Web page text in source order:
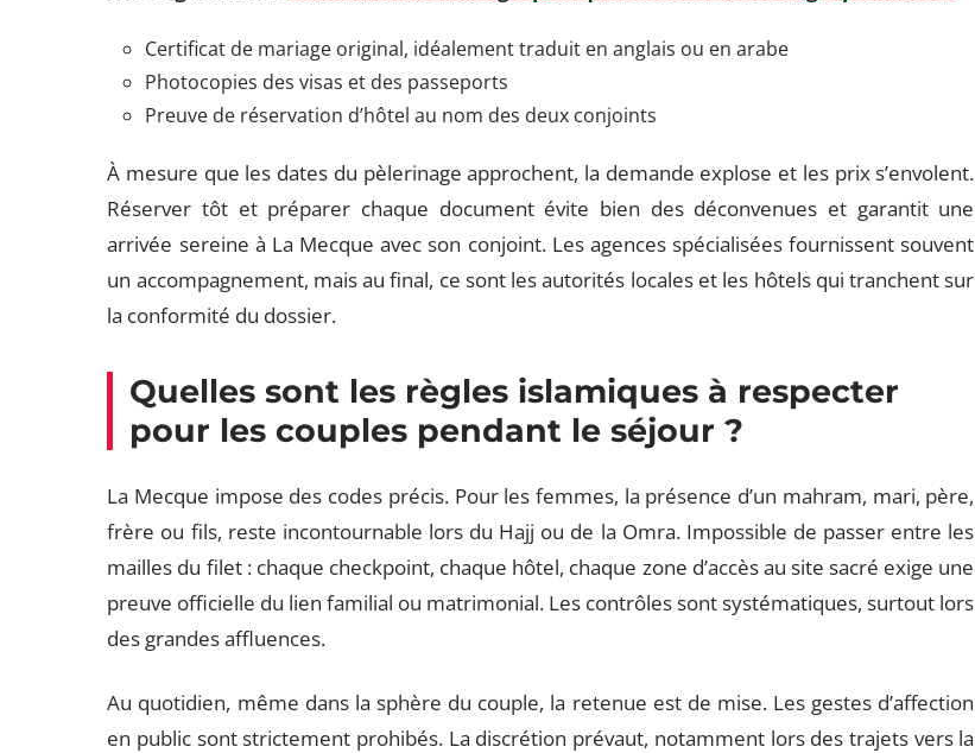
Certificat de mariage original, idéalement traduit en anglais ou en arabe
Photocopies des visas et des passeports
Preuve de réservation d’hôtel au nom des deux conjoints
À mesure que les dates du pèlerinage approchent, la demande explose et les prix s’envolent.
Réserver tôt et préparer chaque document évite bien des déconvenues et garantit une
arrivée sereine à La Mecque avec son conjoint. Les agences spécialisées fournissent souvent
un accompagnement, mais au final, ce sont les autorités locales et les hôtels qui tranchent sur
la conformité du dossier.
Quelles sont les règles islamiques à respecter
pour les couples pendant le séjour ?
La Mecque impose des codes précis. Pour les femmes, la présence d’un mahram, mari, père,
frère ou fils, reste incontournable lors du Hajj ou de la Omra. Impossible de passer entre les
mailles du filet : chaque checkpoint, chaque hôtel, chaque zone d’accès au site sacré exige une
preuve officielle du lien familial ou matrimonial. Les contrôles sont systématiques, surtout lors
des grandes affluences.
Au quotidien, même dans la sphère du couple, la retenue est de mise. Les gestes d’affection
en public sont strictement prohibés. La discrétion prévaut, notamment lors des trajets vers la